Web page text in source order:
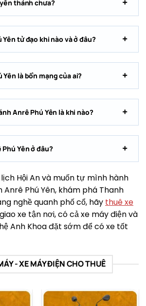
thánh chưa?
Yên tử đạo khi nào và ở đâu?
Yên là bổn mạng của ai?
Anrê Phú Yên là khi nào?
Yên ở đâu?
Hội An và muốn tự mình hành
Phú Yên, khám phá Thanh
nghề quanh phố cổ, hãy thuê xe
xe tận nơi, có cả xe máy điện và
Anh Khoa đặt sớm để có xe tốt
- XE MÁY ĐIỆN CHO THUÊ